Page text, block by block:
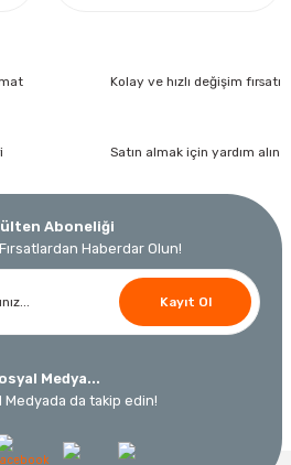
Kolay ve hızlı değişim fırsatı
Satın almak için yardım alın
Aboneliği
Haberdar Olun!
Kayıt Ol
Medya...
Medyada da takip edin!